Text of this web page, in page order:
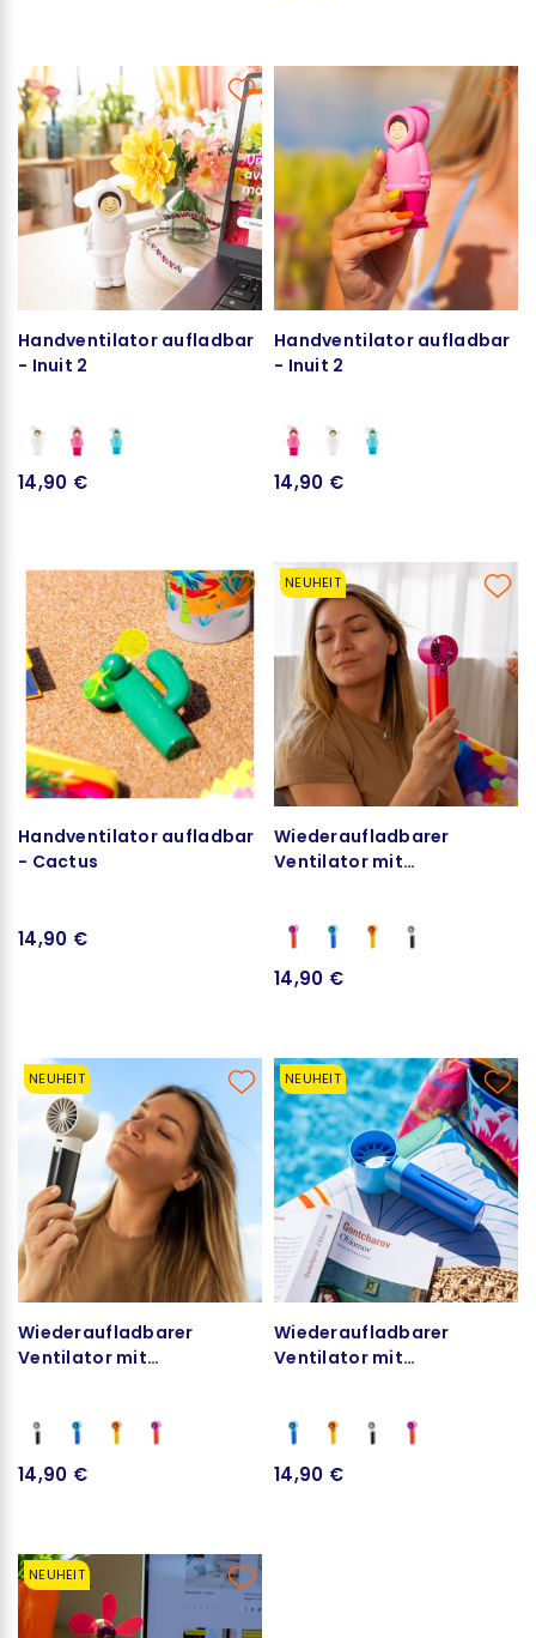
Handventilator aufladbar
- Inuit 2
14,90 €
Handventilator aufladbar
- Inuit 2
14,90 €
Handventilator aufladbar
- Cactus
14,90 €
NEUHEIT
Wiederaufladbarer
Ventilator mit
14,90 €
NEUHEIT
Wiederaufladbarer
Ventilator mit
14,90 €
NEUHEIT
Wiederaufladbarer
Ventilator mit
14,90 €
NEUHEIT